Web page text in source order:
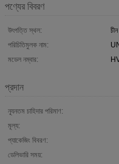
পণ্যের বিবরণ
উৎপত্তি স্থল:
চীন
পরিচিতিমুলক নাম:
মডেল নম্বার:
প্রদান
ন্যূনতম চাহিদার পরিমাণ:
মূল্য:
প্যাকেজিং বিবরণ:
ডেলিভারি সময়: